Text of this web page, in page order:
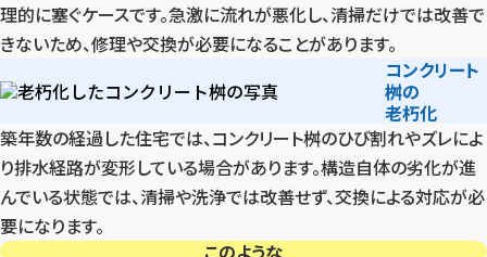
理的に塞ぐケースです。急激に流れが悪化し、清掃だけでは改善で
きないため、修理や交換が必要になることがあります。
コンクリート
桝の
老朽化
築年数の経過した住宅では、コンクリート桝のひび割れやズレによ
り排水経路が変形している場合があります。構造自体の劣化が進
んでいる状態では、清掃や洗浄では改善せず、交換による対応が必
要になります。